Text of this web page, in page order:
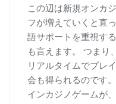
この辺は新規オンカ
フが増えていくと直
語サポートを重視す
も言えます。 つまり
リアルタイムでプレ
会も得られるのです
インカジノゲームが